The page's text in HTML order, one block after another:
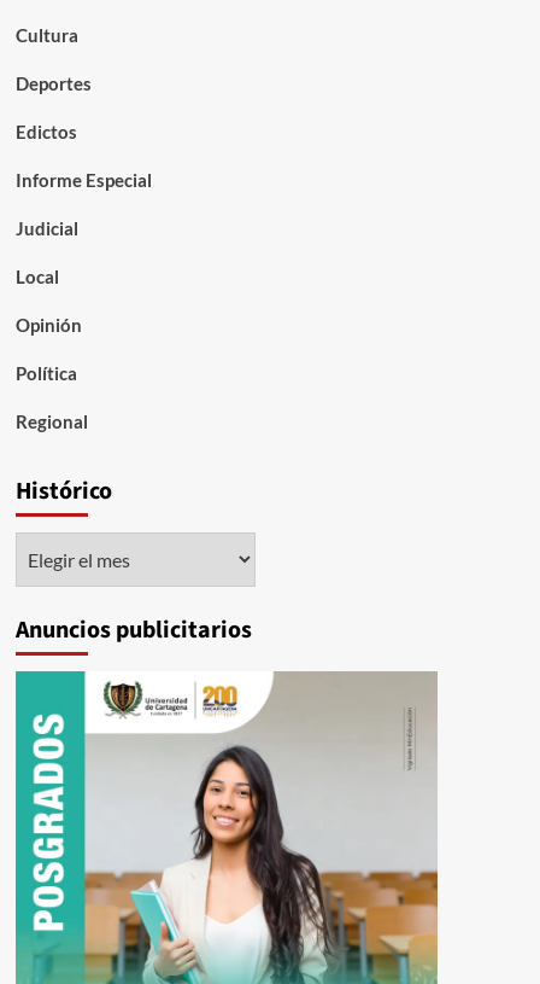
Cultura
Deportes
Edictos
Informe Especial
Judicial
Local
Opinión
Política
Regional
Histórico
Anuncios publicitarios